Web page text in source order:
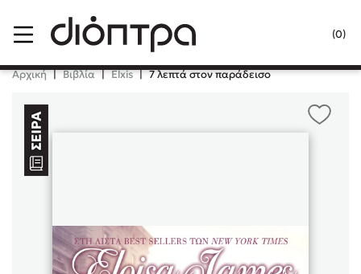
(0)
Κλείσιμο
Δημοφιλή Βιβλία
Αρχική | Βιβλία | Elxis | 7 λεπτά στον παράδεισο